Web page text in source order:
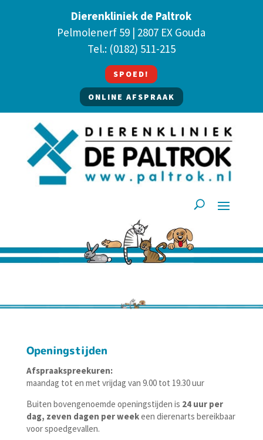
Dierenkliniek de Paltrok
Pelmolenerf 59 | 2807 EX Gouda
Tel.: (0182) 511-215
SPOED!
ONLINE AFSPRAAK
Openingstijden
Afspraakspreekuren:
maandag tot en met vrijdag van 9.00 tot 19.30 uur
Buiten bovengenoemde openingstijden is 24 uur per
dag, zeven dagen per weekeen dierenarts bereikbaar
voorspoedgevallen.